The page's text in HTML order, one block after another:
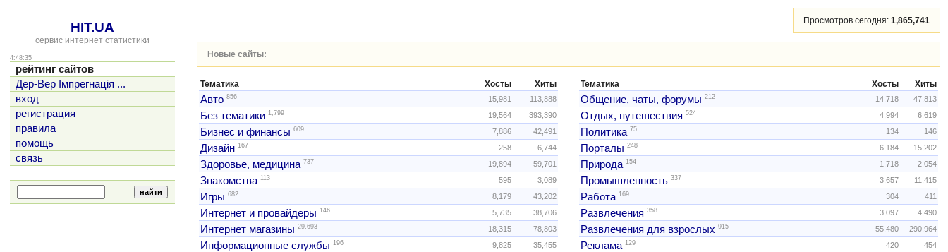
HIT.UA
сервис интернет статистики
4:48:35
рейтинг сайтов
Дер-Вер Імпрегнація ...
вход
регистрация
правила
помощь
связь
Просмотров сегодня: 1,865,741
Новые сайты:
Тематика Хосты Хиты
Авто 856 15,981 113,888
Без тематики 1,799 19,564 393,390
Бизнес и финансы 609 7,886 42,491
Дизайн 167 258 6,744
Здоровье, медицина 737 19,894 59,701
Знакомства 113 595 3,089
Игры 682 8,179 43,202
Интернет и провайдеры 146 5,735 38,706
Интернет магазины 29,693 18,315 78,803
Информационные службы 196 9,825 35,455
Тематика Хосты Хиты
Общение, чаты, форумы 212 14,718 47,813
Отдых, путешествия 524 4,994 6,619
Политика 75 134 146
Порталы 248 6,184 15,202
Природа 154 1,718 2,054
Промышленность 337 3,657 11,415
Работа 169 304 411
Развлечения 358 3,097 4,490
Развлечения для взрослых 915 55,480 290,964
Реклама 129 420 454